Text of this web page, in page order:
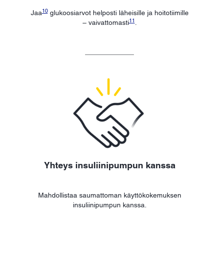
Jaa10glukoosiarvot helposti läheisille ja hoitotiimille
– vaivattomasti11.
Yhteys insuliinipumpun kanssa
Mahdollistaa saumattoman käyttökokemuksen
insuliinipumpun kanssa.